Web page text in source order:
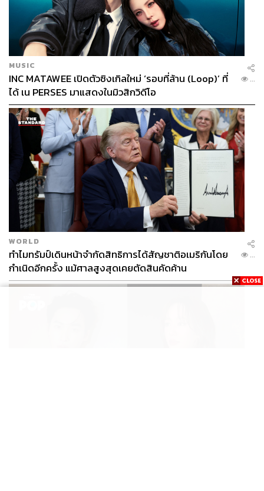
MUSIC
INC MATAWEE เปิดตัวซิงเกิลใหม่ ‘รอบที่ล้าน (Loop)’ ที่
ได้ เน PERSES มาแสดงในมิวสิกวิดีโอ
...
WORLD
ทำไมทรัมป์เดินหน้าจำกัดสิทธิการได้สัญชาติอเมริกันโดย
กำเนิดอีกครั้ง แม้ศาลสูงสุดเคยตัดสินคัดค้าน
...